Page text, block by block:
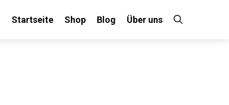
Startseite Shop Blog Über uns